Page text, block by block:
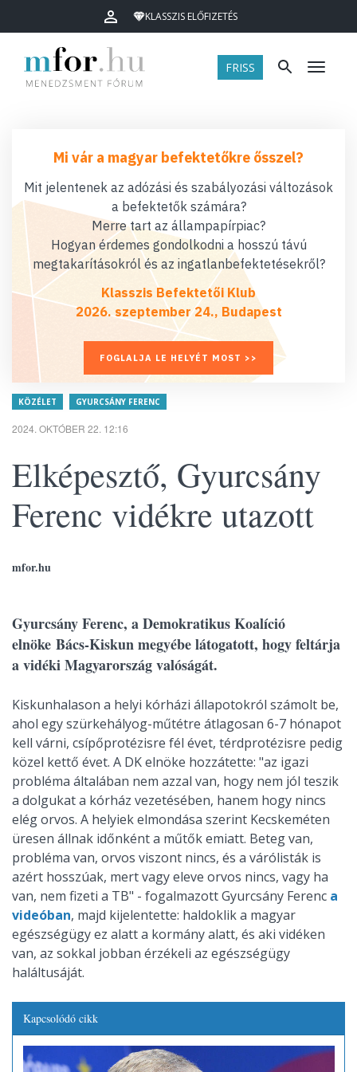
KLASSZIS ELŐFIZETÉS
FRISS Menü
Mi vár a magyar befektetőkre ősszel?
Mit jelentenek az adózási és szabályozási változások
a befektetők számára?
Merre tart az állampapírpiac?
Hogyan érdemes gondolkodni a hosszú távú
megtakarításokról és az ingatlanbefektetésekről?
Klasszis Befektetői Klub
2026. szeptember 24., Budapest
FOGLALJA LE HELYÉT MOST >>
KÖZÉLET GYURCSÁNY FERENC
2024. OKTÓBER 22. 12:16
Elképesztő, Gyurcsány
Ferenc vidékre utazott
mfor.hu
Gyurcsány Ferenc, a Demokratikus Koalíció
elnöke Bács-Kiskun megyébe látogatott, hogy feltárja
a vidéki Magyarország valóságát.
Kiskunhalason a helyi kórházi állapotokról számolt be,
ahol egy szürkehályog-műtétre átlagosan 6-7 hónapot
kell várni, csípőprotézisre fél évet, térdprotézisre pedig
közel kettő évet. A DK elnöke hozzátette: "az igazi
probléma általában nem azzal van, hogy nem jól teszik
a dolgukat a kórház vezetésében, hanem hogy nincs
elég orvos. A helyiek elmondása szerint Kecskeméten
üresen állnak időnként a műtők emiatt. Beteg van,
probléma van, orvos viszont nincs, és a várólisták is
azért hosszúak, mert vagy eleve orvos nincs, vagy ha
van, nem fizeti a TB" - fogalmazott Gyurcsány Ferenc a
videóban, majd kijelentette: haldoklik a magyar
egészségügy ez alatt a kormány alatt, és aki vidéken
van, az sokkal jobban érzékeli az egészségügy
haláltusáját.
Kapcsolódó cikk